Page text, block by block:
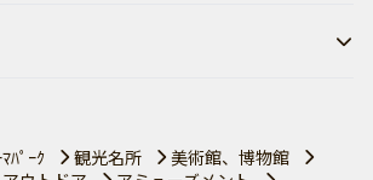
ﾊﾟｰｸ 観光名所
美術館、博物館